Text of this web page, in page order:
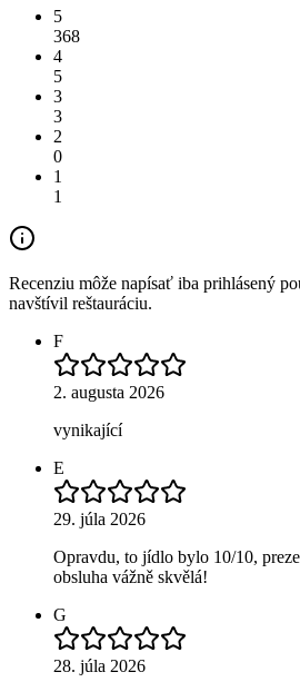
5
368
4
5
3
3
2
0
1
1
Recenziu môže napísať iba prihlásený
navštívil reštauráciu.
F
2. augusta 2026
vynikající
E
29. júla 2026
Opravdu, to jídlo bylo 10/10,
obsluha vážně skvělá!
G
28. júla 2026